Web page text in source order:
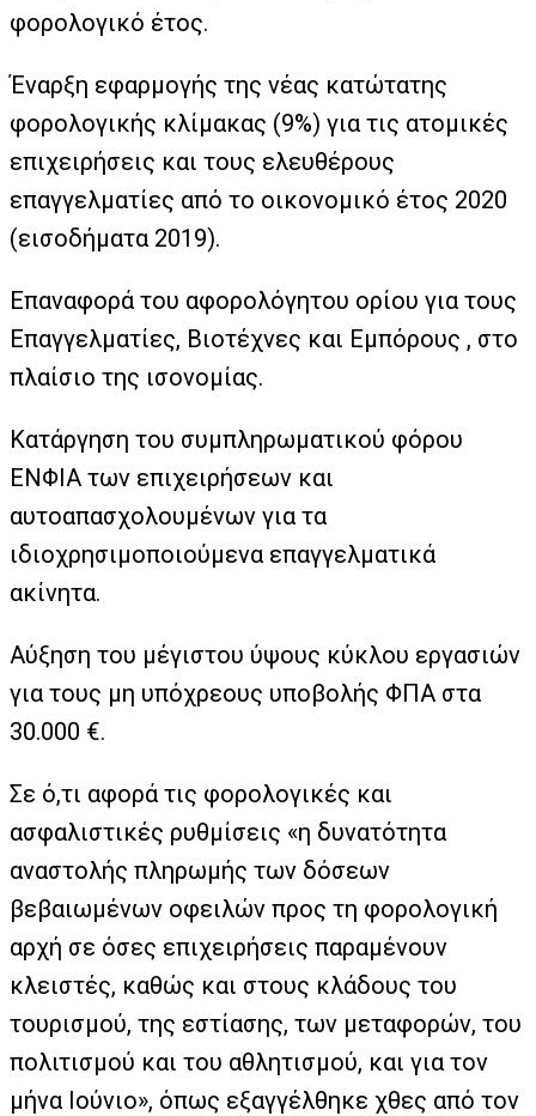
φορολογικό έτος.
Έναρξη εφαρμογής της νέας κατώτατης
φορολογικής κλίμακας (9%) για τις ατομικές
επιχειρήσεις και τους ελευθέρους
επαγγελματίες από το οικονομικό έτος 2020
(εισοδήματα 2019).
Επαναφορά του αφορολόγητου ορίου για τους
Επαγγελματίες, Βιοτέχνες και Εμπόρους , στο
πλαίσιο της ισονομίας.
Κατάργηση του συμπληρωματικού φόρου
ΕΝΦΙΑ των επιχειρήσεων και
αυτοαπασχολουμένων για τα
ιδιοχρησιμοποιούμενα επαγγελματικά
ακίνητα.
Αύξηση του μέγιστου ύψους κύκλου εργασιών
για τους μη υπόχρεους υποβολής ΦΠΑ στα
30.000 €.
Σε ό,τι αφορά τις φορολογικές και
ασφαλιστικές ρυθμίσεις «η δυνατότητα
αναστολής πληρωμής των δόσεων
βεβαιωμένων οφειλών προς τη φορολογική
αρχή σε όσες επιχειρήσεις παραμένουν
κλειστές, καθώς και στους κλάδους του
τουρισμού, της εστίασης, των μεταφορών, του
πολιτισμού και του αθλητισμού, και για τον
μήνα Ιούνιο», όπως εξαγγέλθηκε χθες από τον